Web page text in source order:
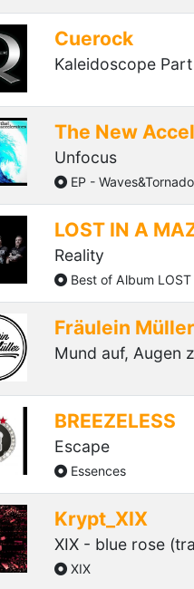
Cuerock
Kaleidoscope Part
The New
Unfocus
EP -
LOST IN A
Reality
Best of Album
Fräulein Müller
Mund auf, Augen
BREEZELESS
Escape
Essences
Krypt_XIX
XIX - blue rose
XIX